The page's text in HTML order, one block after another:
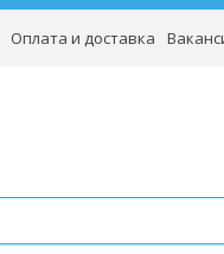
Оплата и доставка